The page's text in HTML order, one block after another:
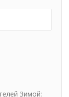
Зимой: